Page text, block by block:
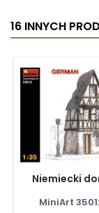
16 INNYCH
Niemiecki
MiniArt